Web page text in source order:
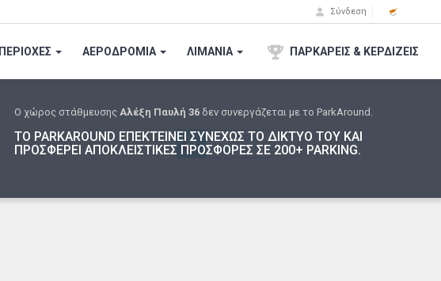
Σύνδεση
ΠΕΡΙΟΧΕΣ ΑΕΡΟΔΡΟΜΙA ΛΙΜΑΝΙΑ ΠΑΡΚΑΡΕΙΣ & ΚΕΡΔΙΖΕΙΣ
Ο χώρος στάθμευσης Αλέξη Παυλή 36 δεν συνεργάζεται με το ParkAround.
ΤΟ PARKAROUND ΕΠΕΚΤΕΙΝΕΙ ΣΥΝΕΧΩΣ ΤΟ ΔΙΚΤΥΟ ΤΟΥ ΚΑΙ
ΠΡΟΣΦΕΡΕΙ ΑΠΟΚΛΕΙΣΤΙΚΕΣ ΠΡΟΣΦΟΡΕΣ ΣΕ 200+ PARKING.